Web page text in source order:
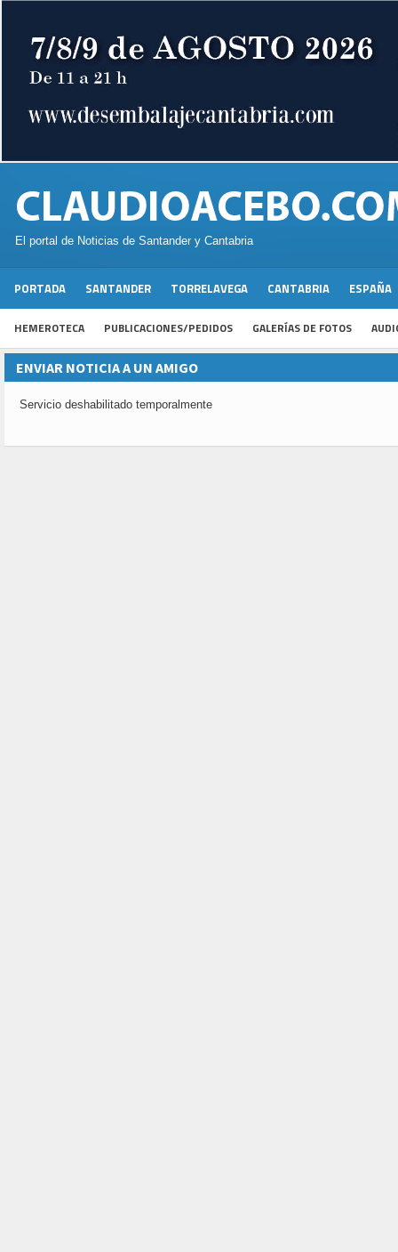
El portal de Noticias de Santander y Cantabria
PORTADA SANTANDER TORRELAVEGA CANTABRIA ESPAÑA
HEMEROTECA PUBLICACIONES/PEDIDOS GALERÍAS DE FOTOS
ENVIAR NOTICIA A UN AMIGO
Servicio deshabilitado temporalmente